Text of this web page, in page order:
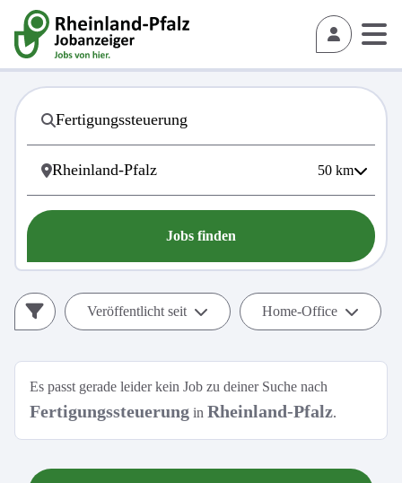
50 km
Jobs finden
Veröffentlicht seit Home-Office
Es passt gerade leider kein Job zu deiner Suche nach
Fertigungssteuerung in Rheinland-Pfalz.